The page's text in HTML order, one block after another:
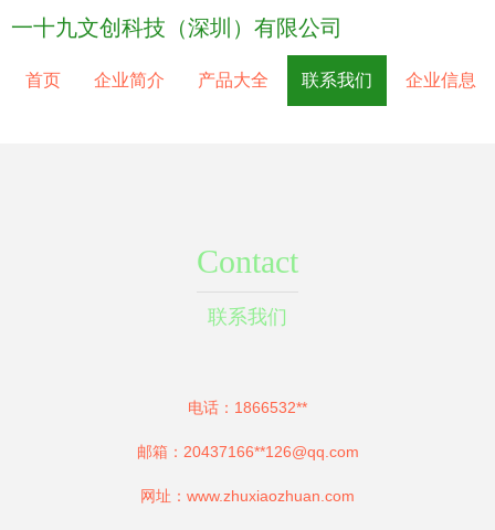
一十九文创科技（深圳）有限公司
首页 企业简介 产品大全 联系我们 企业信息
Contact
联系我们
电话：1866532**
邮箱：20437166**126@qq.com
网址： www.zhuxiaozhuan.com